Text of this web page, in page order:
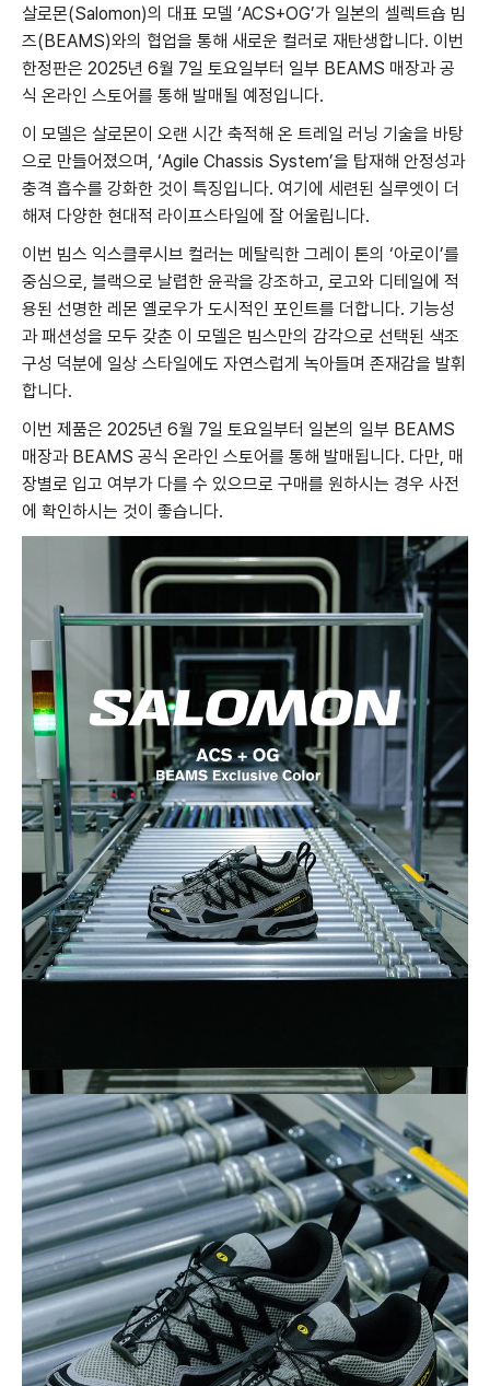
살로몬(Salomon)의 대표 모델 ‘ACS+OG’가 일본의 셀렉트숍 빔
즈(BEAMS)와의 협업을 통해 새로운 컬러로 재탄생합니다. 이번
한정판은 2025년 6월 7일 토요일부터 일부 BEAMS 매장과 공
식 온라인 스토어를 통해 발매될 예정입니다.
이 모델은 살로몬이 오랜 시간 축적해 온 트레일 러닝 기술을 바탕
으로 만들어졌으며, ‘Agile Chassis System’을 탑재해 안정성과
충격 흡수를 강화한 것이 특징입니다. 여기에 세련된 실루엣이 더
해져 다양한 현대적 라이프스타일에 잘 어울립니다.
이번 빔스 익스클루시브 컬러는 메탈릭한 그레이 톤의 ‘아로이’를
중심으로, 블랙으로 날렵한 윤곽을 강조하고, 로고와 디테일에 적
용된 선명한 레몬 옐로우가 도시적인 포인트를 더합니다. 기능성
과 패션성을 모두 갖춘 이 모델은 빔스만의 감각으로 선택된 색조
구성 덕분에 일상 스타일에도 자연스럽게 녹아들며 존재감을 발휘
합니다.
이번 제품은 2025년 6월 7일 토요일부터 일본의 일부 BEAMS
매장과 BEAMS 공식 온라인 스토어를 통해 발매됩니다. 다만, 매
장별로 입고 여부가 다를 수 있으므로 구매를 원하시는 경우 사전
에 확인하시는 것이 좋습니다.